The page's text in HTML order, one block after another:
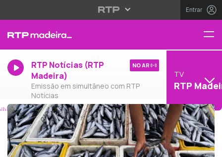
Entrar
RTP Notícias (RTP
Madeira)
Emissão em simultâneo com RTP
Notícias
NO AR
TV
RTP